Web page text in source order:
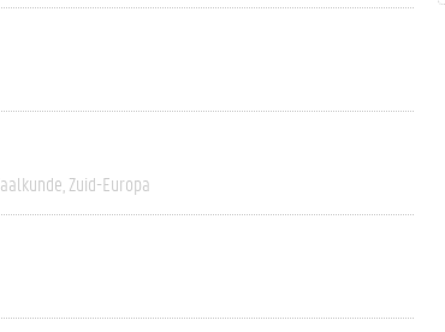
Zuid-Europa